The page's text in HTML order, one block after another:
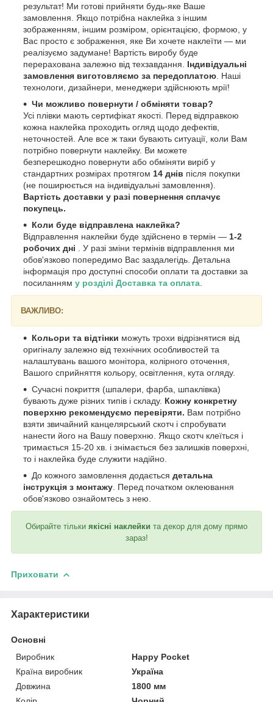
результат! Ми готові прийняти будь-яке Ваше
замовлення. Якщо потрібна наклейка з іншим
зображенням, іншим розміром, орієнтацією, формою, у
Вас просто є зображення, яке Ви хочете наклеїти — ми
реалізуємо задумане! Вартість виробу буде
перерахована залежно від техзавдання. Індивідуальні
замовлення виготовляємо за передоплатою . Наші
технологи, дизайнери, менеджери здійснюють мрії!
Чи можливо повернути / обміняти товар?
Усі плівки мають сертифікат якості. Перед відправкою
кожна наклейка проходить огляд щодо дефектів,
неточностей. Але все ж таки бувають ситуації, коли Вам
потрібно повернути наклейку. Ви можете
безперешкодно повернути або обміняти виріб у
стандартних розмірах протягом 14 днів після покупки
(не поширюється на індивідуальні замовлення).
Вартість доставки у разі повернення сплачує
покупець.
Коли буде відправлена наклейка?
Відправлення наклейки буде здійснено в термін — 1-2
робочих дні . У разі зміни термінів відправлення ми
обов'язково попередимо Вас заздалегідь. Детальна
інформація про доступні способи оплати та доставки за
посиланням у розділі Доставка та оплата
ВАЖЛИВО:
Кольори та відтінки можуть трохи відрізнятися від
оригіналу залежно від технічних особливостей та
налаштувань вашого монітора, колірного оточення,
Вашого сприйняття кольору, освітлення, кута огляду.
Сучасні покриття (шпалери, фарба, шпаклівка)
бувають дуже різних типів і складу. Кожну конкретну
поверхню рекомендуємо перевіряти. Вам потрібно
взяти звичайний канцелярський скотч і спробувати
нанести його на Вашу поверхню. Якщо скотч клеїться і
тримається 15-20 хв. і знімається без залишків поверхні,
то і наклейка буде служити надійно.
До кожного замовлення додається детальна
інструкція з монтажу . Перед початком оклеювання
обов'язково ознайомтесь з нею.
Обирайте тільки якісні наклейки та декор для дому прямо
зараз!
Приховати
Характеристики
Основні
Виробник
Happy Pocket
Країна виробник
Україна
Довжина
1800 мм